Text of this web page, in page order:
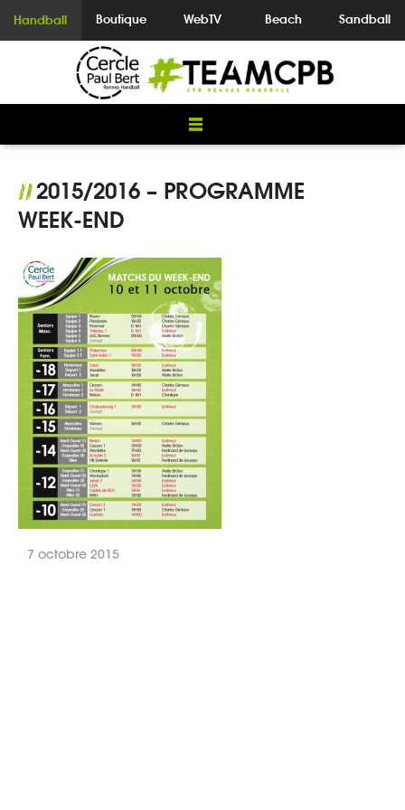
Handball Boutique WebTV Beach Sandball
//2015/2016 – PROGRAMME
WEEK-END
7 octobre 2015